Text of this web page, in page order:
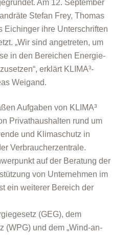
Am 12. September
Stefan Frey, Thomas
Eichinger ihre Unterschriften
„Wir sind angetreten, um
in den Bereichen Energie-
erklärt KLIMA³-
Weigand.
Aufgaben von KLIMA³
Privathaushalten rund um
und Klimaschutz in
Verbraucherzentrale.
auf der Beratung der
von Unternehmen im
ein weiterer Bereich der
(GEG), dem
(WPG) und dem „Wind-an-